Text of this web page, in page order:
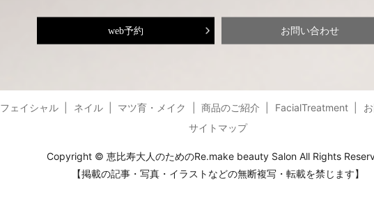
web予約 お問い合わせ
フェイシャル ネイル マツ育・メイク 商品のご紹介 FacialTreatment
サイトマップ
Copyright © 恵比寿大人のためのRe.make beauty Salon All Rights
【掲載の記事・写真・イラストなどの無断複写・転載を禁じます】